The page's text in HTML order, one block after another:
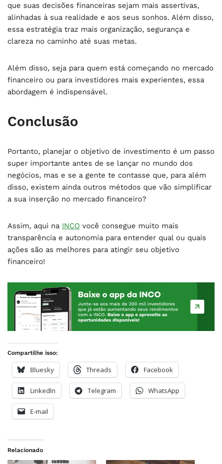
que suas decisões financeiras sejam mais assertivas,
alinhadas à sua realidade e aos seus sonhos. Além disso,
essa estratégia traz mais organização, segurança e
clareza no caminho até suas metas.
Além disso, seja para quem está começando no mercado
financeiro ou para investidores mais experientes, essa
abordagem é indispensável.
Conclusão
Portanto, planejar o objetivo de investimento é um passo
super importante antes de se lançar no mundo dos
negócios, mas e se a gente te contasse que, para além
disso, existem ainda outros métodos que vão simplificar
a sua inserção no mercado financeiro?
Assim, aqui na INCO você consegue muito mais
transparência e autonomia para entender qual ou quais
ações são as melhores para atingir seu objetivo
financeiro!
Compartilhe isso:
Bluesky Threads Facebook
LinkedIn Telegram WhatsApp
E-mail
Relacionado